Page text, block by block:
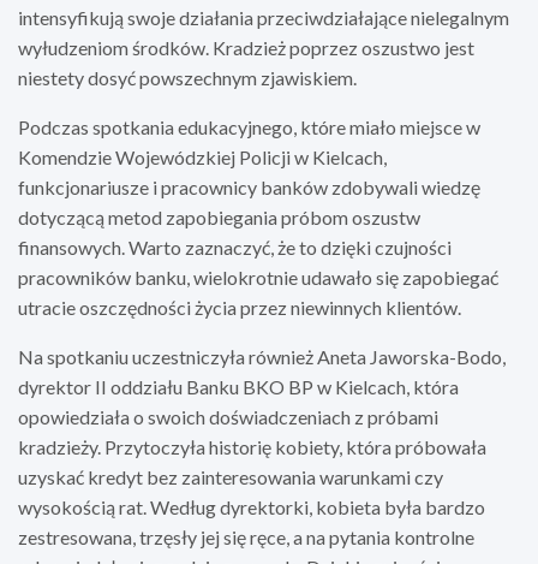
intensyfikują swoje działania przeciwdziałające nielegalnym
wyłudzeniom środków. Kradzież poprzez oszustwo jest
niestety dosyć powszechnym zjawiskiem.
Podczas spotkania edukacyjnego, które miało miejsce w
Komendzie Wojewódzkiej Policji w Kielcach,
funkcjonariusze i pracownicy banków zdobywali wiedzę
dotyczącą metod zapobiegania próbom oszustw
finansowych. Warto zaznaczyć, że to dzięki czujności
pracowników banku, wielokrotnie udawało się zapobiegać
utracie oszczędności życia przez niewinnych klientów.
Na spotkaniu uczestniczyła również Aneta Jaworska-Bodo,
dyrektor II oddziału Banku BKO BP w Kielcach, która
opowiedziała o swoich doświadczeniach z próbami
kradzieży. Przytoczyła historię kobiety, która próbowała
uzyskać kredyt bez zainteresowania warunkami czy
wysokością rat. Według dyrektorki, kobieta była bardzo
zestresowana, trzęsły jej się ręce, a na pytania kontrolne